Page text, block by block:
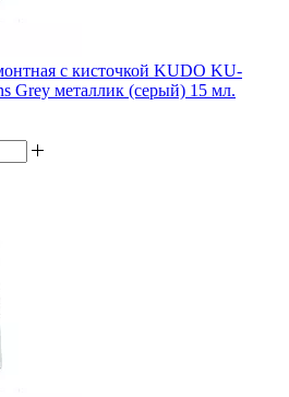
с кисточкой KUDO KU-
Grey металлик (серый) 15 мл.